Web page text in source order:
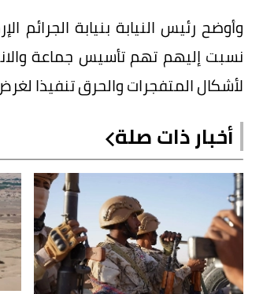
وأوضح رئيس النيابة بنيابة الجرائم
نسبت إليهم تهم تأسيس جماعة
لأشكال المتفجرات والحرق تنفيذا
أخبار ذات صلة